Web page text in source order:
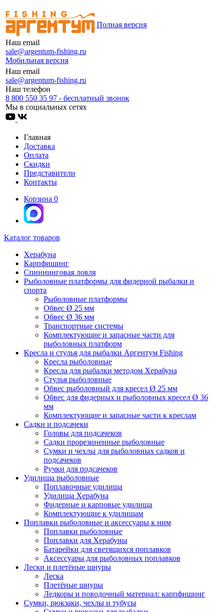
Наш email
sale@argentum-fishing.ru
Мобильная версия
Полная версия
Наш email
sale@argentum-fishing.ru
Наш телефон
8 800 550 35 97 - бесплатный звонок
Мы в социальных сетях
Главная
Доставка
Оплата
Скидки
Представители
Контакты
Корзина 0
Каталог товаров
Херабуна
Карпфишинг
Спиннинговая ловля
Рыболовные платформы для фидерной рыбалки и
спорта
Рыболовные платформы
Обвес Ø 25 мм
Обвес Ø 36 мм
Транспортные системы
Комплектующие и запасные части для
рыболовных платформ
Кресла и стулья для рыбалки Аргентум Fishing
Кресла рыболовные
Кресла для рыбалки методом Херабуна
Стулья рыболовные
Обвес рыболовный для кресел Ø 25 мм
Обвес для фидерных и рыболовных кресел Ø 36
мм
Комплектующие и запасные части к креслам
Садки и подсачеки
Головы для подсачеков
Садки прорезиненные рыболовные
Сумки и чехлы для рыболовных садков и
подсачеков
Ручки для подсачеков
Удилища рыболовные
Поплавочные удилища
Удилища Херабуна
Фидерные и карповые удилища
Комплектующие к удилищам
Поплавки рыболовные и аксессуары к ним
Поплавки рыболовные
Поплавки для Херабуны
Батарейки для светящихся поплавков
Аксессуары для рыболовных поплавков
Лески и плетёные шнуры
Леска
Плетёные шнуры
Ледкоры и поводочный материал: карпфишинг
Сумки, рюкзаки, чехлы и тубусы